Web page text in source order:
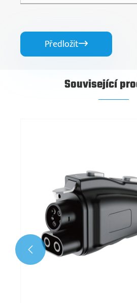
Předložit
Související
